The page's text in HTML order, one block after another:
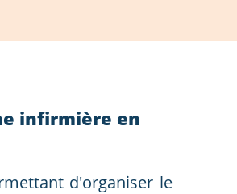
infirmière en
d'organiser le